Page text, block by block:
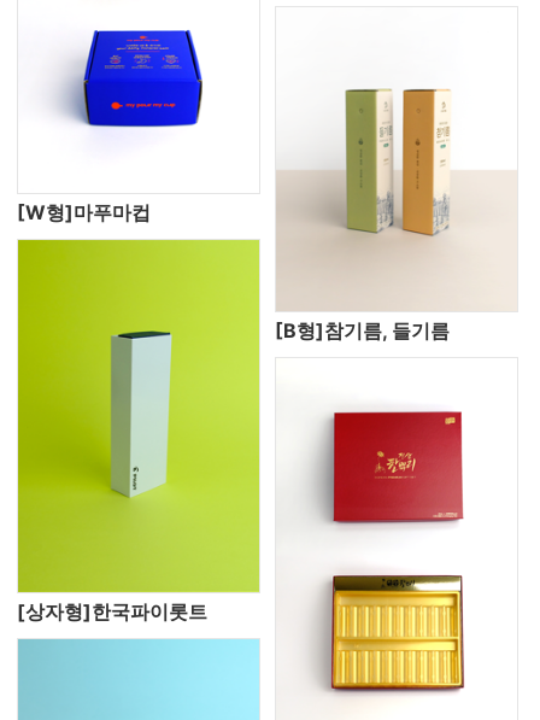
[W형]마푸마컵
[상자형]한국파이롯트
[B형]참기름, 들기름